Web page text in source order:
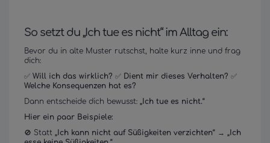
So setzt du „Ich tue es nicht“ im Alltag ein:
Bevor du in alte Muster rutschst, halte kurz inne und frag
dich:
✅ Will ich das wirklich? ✅ Dient mir dieses Verhalten? ✅
Welche Konsequenzen hat es?
Dann entscheide dich bewusst: „Ich tue es nicht.“
Hier ein paar Beispiele:
🚫 Statt „Ich kann nicht auf Süßigkeiten verzichten“ → „Ich